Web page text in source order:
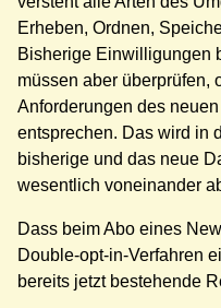
Erheben, Ordnen,
Bisherige Einwilligungen
müssen aber überprüfen,
Anforderungen des
entsprechen. Das wird in
bisherige und das neue
wesentlich voneinander
Dass beim Abo eines
Double-opt-in-Verfahren
bereits jetzt bestehende